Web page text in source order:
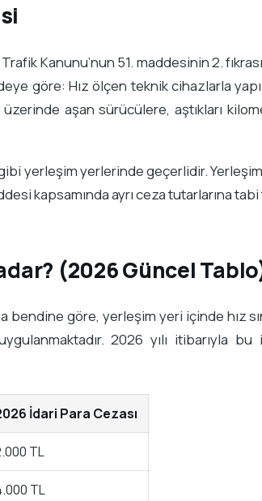
Trafik Kanunu’nun 51. maddesinin 2.
göre: Hız ölçen teknik cihazlarla
üzerinde aşan sürücülere, aştıkları
yerleşim yerlerinde geçerlidir.
kapsamında ayrı ceza tutarlarına
(2026 Güncel
göre, yerleşim yeri içinde hız
2026 yılı itibarıyla
İdari Para Cezası
TL
TL